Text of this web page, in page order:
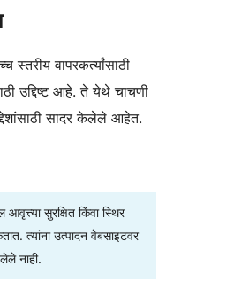
स्तरीय वापरकर्त्यांसाठी
उद्दिष्ट आहे. ते येथे चाचणी
सादर केलेले आहेत.
आवृत्त्या सुरक्षित किंवा स्थिर
त्यांना उत्पादन वेबसाइटवर
नाही.